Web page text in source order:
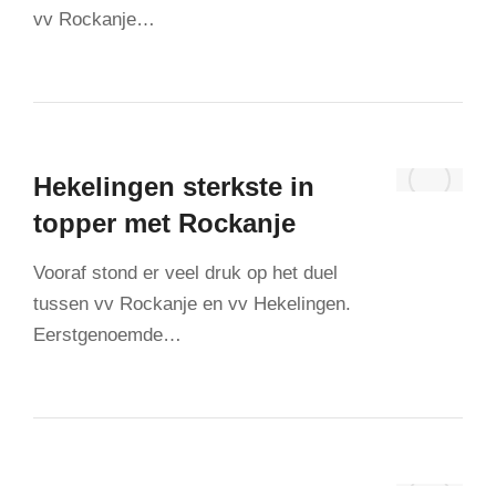
vv Rockanje…
Hekelingen sterkste in
topper met Rockanje
Vooraf stond er veel druk op het duel
tussen vv Rockanje en vv Hekelingen.
Eerstgenoemde…